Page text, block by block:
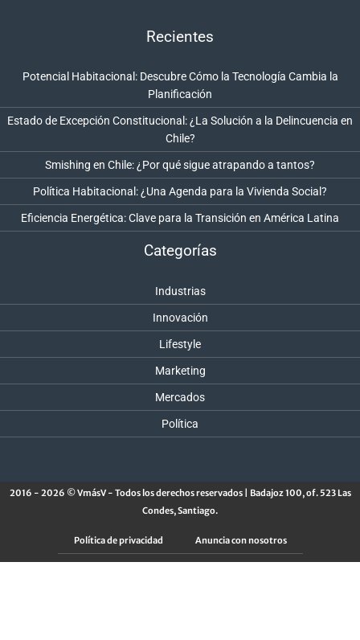
Recientes
Potencial Habitacional: Descubre Cómo la Tecnología Cambia la
Planificación
Estado de Excepción Constitucional: ¿La Solución a la Delincuencia en
Chile?
Smishing en Chile: ¿Por qué sigue atrapando a tantos?
Política Habitacional: ¿Una Agenda para la Vivienda Social?
Eficiencia Energética: Clave para la Transición en América Latina
Categorías
Industrias
Innovación
Lifestyle
Marketing
Mercados
Política
2016 - 2026 © VmásV - Todos los derechos reservados | Badajoz 100, of. 523 Las
Condes, Santiago.
Política de privacidad Anuncia con nosotros